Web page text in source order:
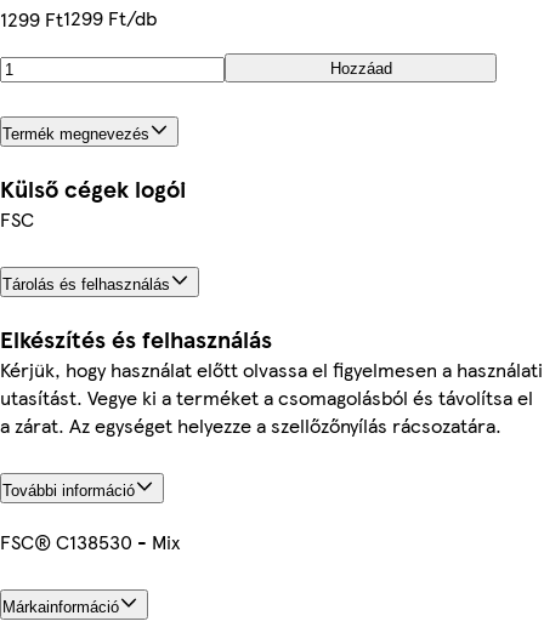
1299 Ft1299 Ft/db
Hozzáad
Termék megnevezés
Külső cégek logói
FSC
Tárolás és felhasználás
Elkészítés és felhasználás
Kérjük, hogy használat előtt olvassa el figyelmesen a használati
utasítást. Vegye ki a terméket a csomagolásból és távolítsa el
a zárat. Az egységet helyezze a szellőzőnyílás rácsozatára.
További információ
FSC® C138530 - Mix
Márkainformáció